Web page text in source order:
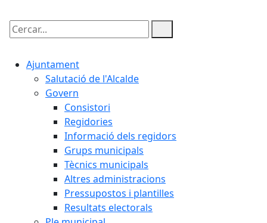
Cercar:
Ajuntament
Salutació de l'Alcalde
Govern
Consistori
Regidories
Informació dels regidors
Grups municipals
Tècnics municipals
Altres administracions
Pressupostos i plantilles
Resultats electorals